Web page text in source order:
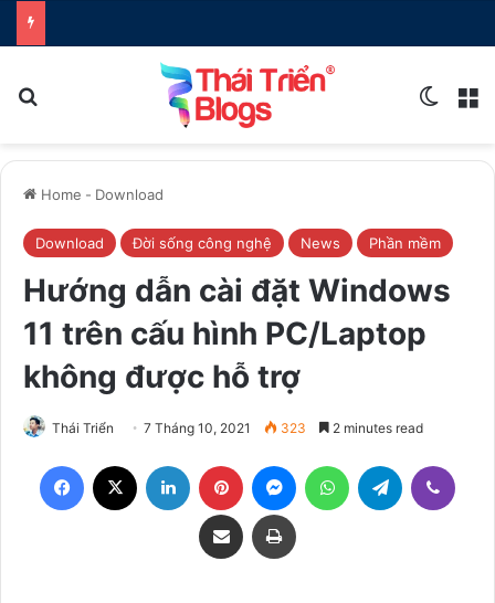
Home - Download
Download Đời sống công nghệ News Phần mềm
Hướng dẫn cài đặt Windows
11 trên cấu hình PC/Laptop
không được hỗ trợ
Thái Triển 7 Tháng 10, 2021 323 2 minutes read
Facebook LinkedIn Pinterest MessengerWhatsAppTelegram
Share via Email Print